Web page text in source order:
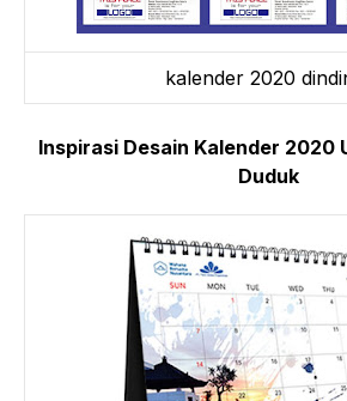
kalender 2020
Inspirasi Desain Kalender 2020
Duduk